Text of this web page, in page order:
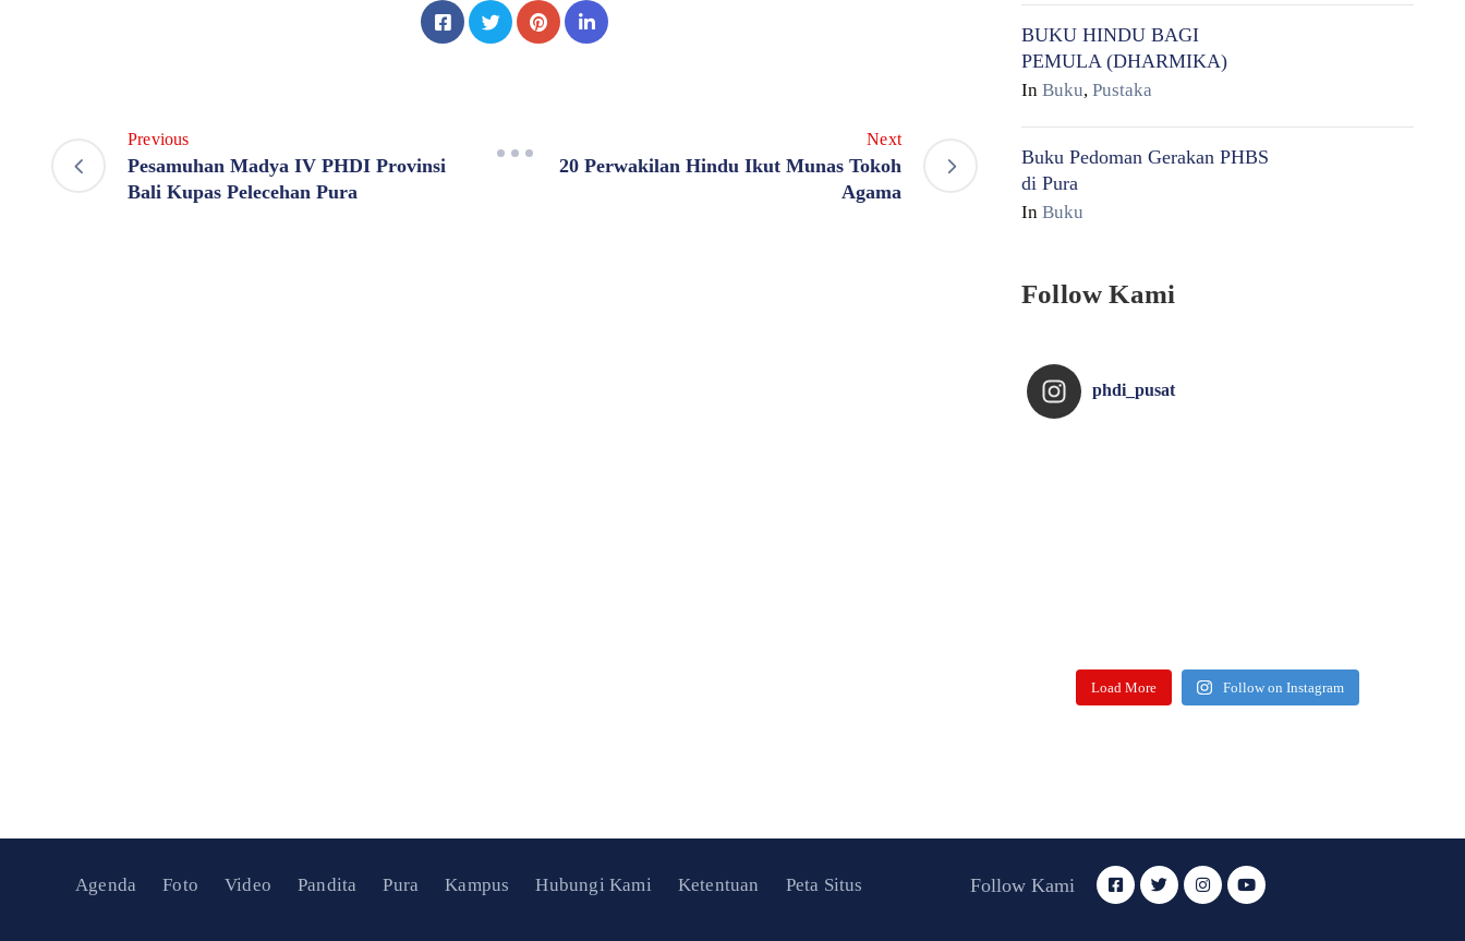
Previous
Pesamuhan Madya IV PHDI Provinsi
Bali Kupas Pelecehan Pura
Next
20 Perwakilan Hindu Ikut Munas Tokoh
Agama
BUKU HINDU BAGI
PEMULA (DHARMIKA)
In Buku, Pustaka
Buku Pedoman Gerakan PHBS
di Pura
In Buku
Follow Kami
phdi_pusat
Load More Follow on Instagram
Agenda Foto Video Pandita Pura Kampus Hubungi Kami Ketentuan Peta Situs Follow Kami